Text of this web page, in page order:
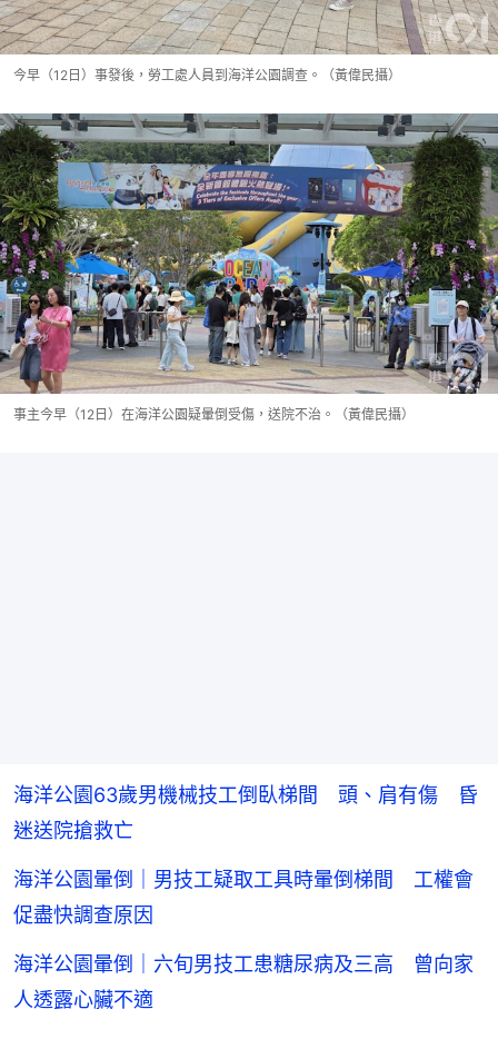
今早（12日）事發後，勞工處人員到海洋公園調查。（黃偉民攝）
事主今早（12日）在海洋公園疑暈倒受傷，送院不治。（黃偉民攝）
海洋公園63歲男機械技工倒臥梯間 頭、肩有傷 昏
迷送院搶救亡
海洋公園暈倒｜男技工疑取工具時暈倒梯間 工權會
促盡快調查原因
海洋公園暈倒｜六旬男技工患糖尿病及三高 曾向家
人透露心臟不適